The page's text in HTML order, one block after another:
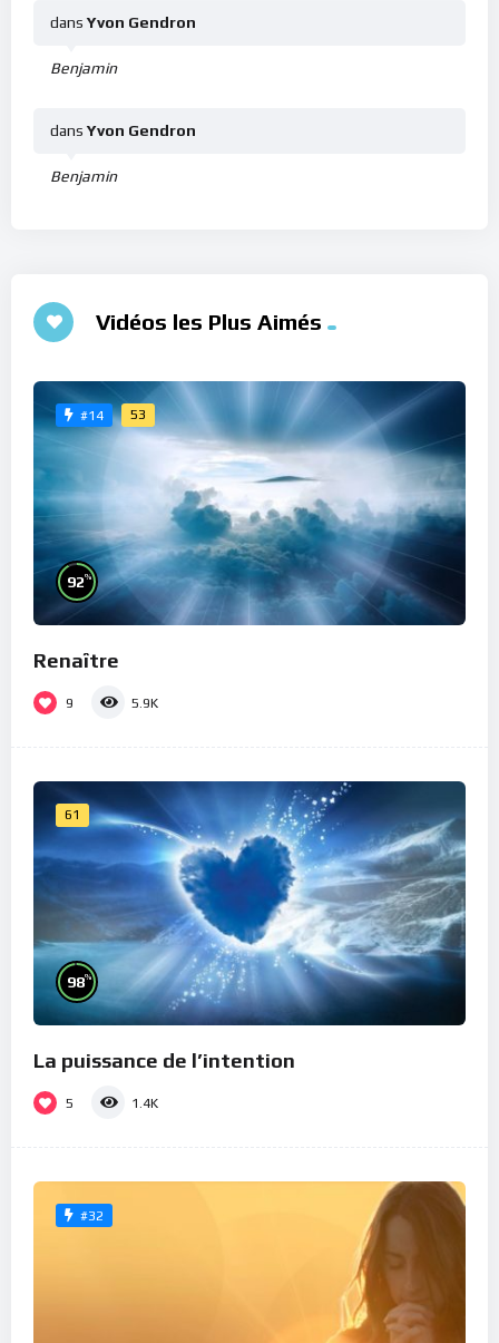
Benjamin
dans Yvon Gendron
Benjamin
dans Yvon Gendron
Vidéos les Plus Aimés
#14 53
92%
Renaître
9 5.9K
61
98%
La puissance de l’intention
5 1.4K
#32